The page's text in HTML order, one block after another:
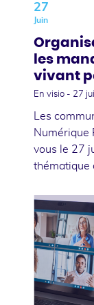
27
Juin
les
vivant
En visio - 27
Les
Numérique
vous le 27
thématique